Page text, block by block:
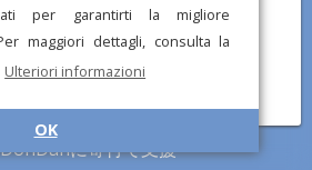
per garantirti la migliore
maggiori dettagli, consulta la
Ulteriori informazioni
OK
に寄付で支援